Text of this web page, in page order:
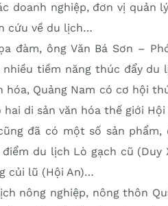
doanh nghiệp, đơn vị quản
cứu về du lịch…
đàm, ông Văn Bá Sơn –
tiềm năng thúc đẩy
hóa, Quảng Nam có cơ hội
di sản văn hóa thế giới Hội
đã có một số sản
du lịch Lò gạch cũ (Duy
củi lũ (Hội An)…
nông nghiệp, nông thôn